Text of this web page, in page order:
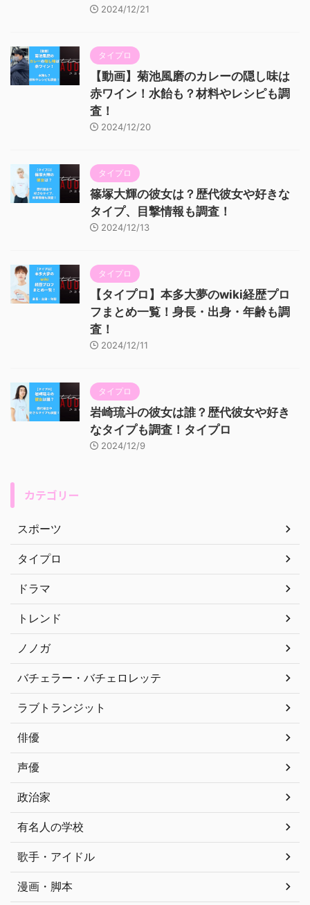
2024/12/21
タイプロ
【動画】菊池風磨のカレーの隠し味は
赤ワイン！水飴も？材料やレシピも調
査！
2024/12/20
タイプロ
篠塚大輝の彼女は？歴代彼女や好きな
タイプ、目撃情報も調査！
2024/12/13
タイプロ
【タイプロ】本多大夢のwiki経歴プロ
フまとめ一覧！身長・出身・年齢も調
査！
2024/12/11
タイプロ
岩崎琉斗の彼女は誰？歴代彼女や好き
なタイプも調査！タイプロ
2024/12/9
カテゴリー
スポーツ
タイプロ
ドラマ
トレンド
ノノガ
バチェラー・バチェロレッテ
ラブトランジット
俳優
声優
政治家
有名人の学校
歌手・アイドル
漫画・脚本